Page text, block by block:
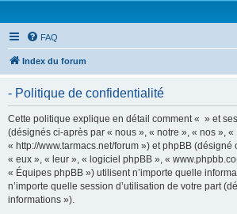
FAQ
Index du forum
- Politique de confidentialité
Cette politique explique en détail comment « » et
(désignés ci-après par « nous », « notre », « nos »,
« http://www.tarmacs.net/forum ») et phpBB (désigné
« eux », « leur », « logiciel phpBB », «
« Équipes phpBB ») utilisent n’importe quelle
n’importe quelle session d’utilisation de votre part
informations »).